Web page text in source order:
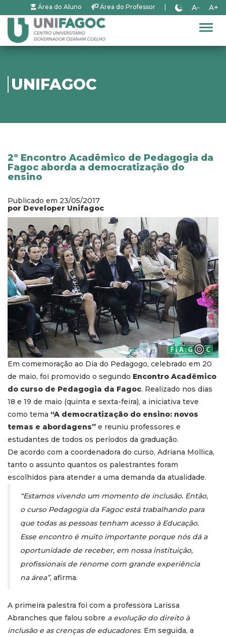
Área do Aluno Área do Professor A- A+
UNIFAGOC
2º Encontro Acadêmico de Pedagogia da
Fagoc aborda a democratização do
ensino
Publicado em 23/05/2017
por Developer Unifagoc
Em comemoração ao Dia do Pedagogo, celebrado em 20
de maio, foi promovido o segundo Encontro Acadêmico
do curso de Pedagogia da Fagoc. Realizado nos dias
18 e 19 de maio (quinta e sexta-feira), a iniciativa teve
como tema “A democratização do ensino: novos
temas e abordagens” e reuniu professores e
estudantes de todos os períodos da graduação.
De acordo com a coordenadora do curso, Adriana Mollica,
tanto o assunto quantos os palestrantes foram
escolhidos para atender a uma demanda da atualidade.
“Estamos vivendo um momento de inclusão. Então,
o curso Pedagogia da Fagoc está trabalhando para
que todas as pessoas tenham acesso à Educação.
Esse encontro é muito importante porque nós dá a
oportunidade de receber, em nossa instituição,
profissionais de renome com grande experiência
na área”, afirma.
A primeira palestra foi com a professora Larissa
Abranches que falou sobre a evolução do direito à
inclusão e as crenças de educadores. Em seguida, a